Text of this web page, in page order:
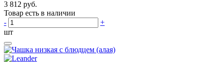
3 812 руб.
Товар есть в наличии
-
+
шт